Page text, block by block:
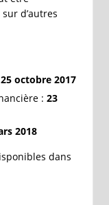
d’autres
25 octobre 2017
: 23
2018
dans